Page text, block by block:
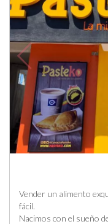
Vender un alimento
fácil.
Nacimos con el sueño